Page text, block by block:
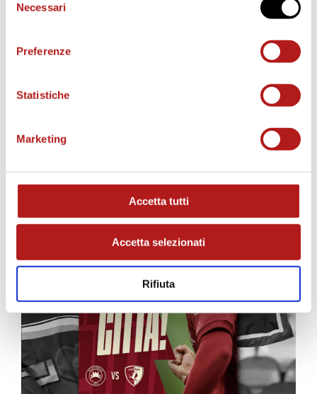
delNecessari
Preferenze
Statistiche
Marketing
Accetta tutti
Accetta selezionati
Rifiuta
MATCH PROGRAM